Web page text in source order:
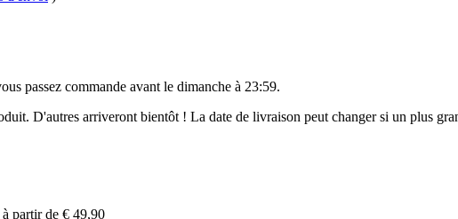
passez commande avant le dimanche à 23:59.
D'autres arriveront bientôt ! La date de livraison peut changer si un plus
à partir de € 49,90